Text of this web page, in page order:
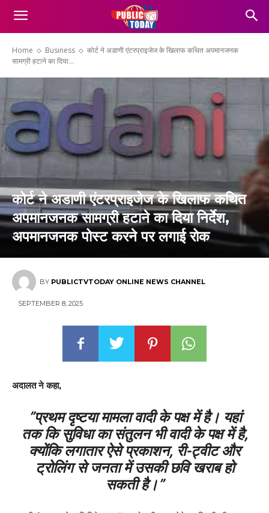
Home Business
कोर्ट ने अडाणी एंटरप्राइजेज के खिलाफ कथित अपमानजनक
सामग्री हटाने का दिया...
कोर्ट ने अडाणी एंटरप्राइजेज के खिलाफ कथित
अपमानजनक सामग्री हटाने का दिया निर्देश,
अपमानजनक पोस्ट करने पर लगाई रोक
BY PUBLICTVTODAY ONLINE NEWS CHANNEL
SEPTEMBER 8, 2025
अदालत ने कहा,
”प्रथम दृष्टया मामला वादी के पक्ष में है। यहां
तक कि सुविधा का संतुलन भी वादी के पक्ष में है,
क्योंकि लगातार ऐसे प्रकाशन, री-ट्वीट और
ट्रोलिंग से जनता में उसकी छवि खराब हो
सकती है।”